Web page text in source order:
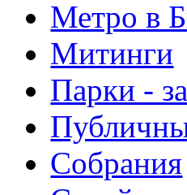
Метро в
Митинги
Парки -
Собрания